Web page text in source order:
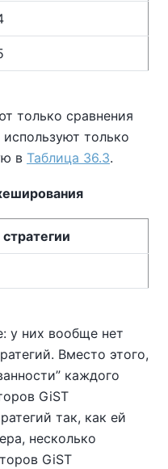
только сравнения
только
в Таблица 36.3.
у них вообще нет
Вместо этого,
” каждого
GiST
так, как ей
несколько
GiST